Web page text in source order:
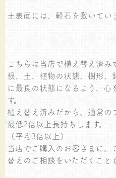
土表面には、軽石を敷いていま
こちらは当店で植え替え済みで
根、土、植物の状態、樹形、
に最良の状態になるよう、心
す。
植え替え済みだから、通常の
最低2倍以上長持ちします。
（平均3倍以上）
当店でご購入のお客さまに、
替えのご相談をいただくこと